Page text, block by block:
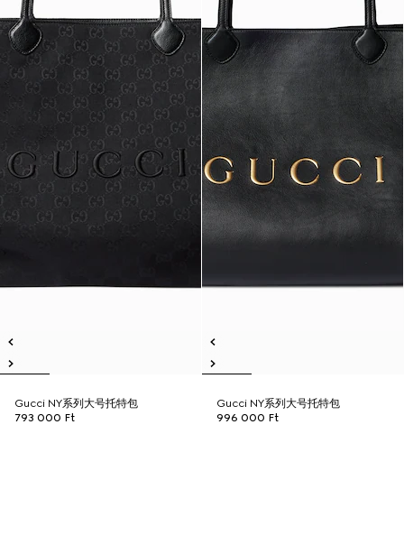
Gucci NY系列大号托特包
793 000 Ft
Gucci NY系列大号托特包
996 000 Ft